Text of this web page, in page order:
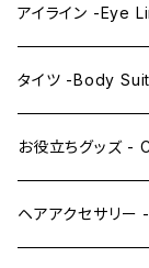
PRINCESS
KAWAII Little
ミドル -Middle-
レンズアイ -Lens
レンズアイ
レンズアイEX
クリスタルアイ -
アイライン -Eye
アイラインステ
まゆ毛 -
まつ毛 -Eyelash-
タイツ -Body
全身タイツ -Full
上半身タイツ -
お役立ちグッズ
カスタム用品 -
ヘアアクセサリ